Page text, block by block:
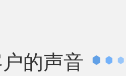
的声音